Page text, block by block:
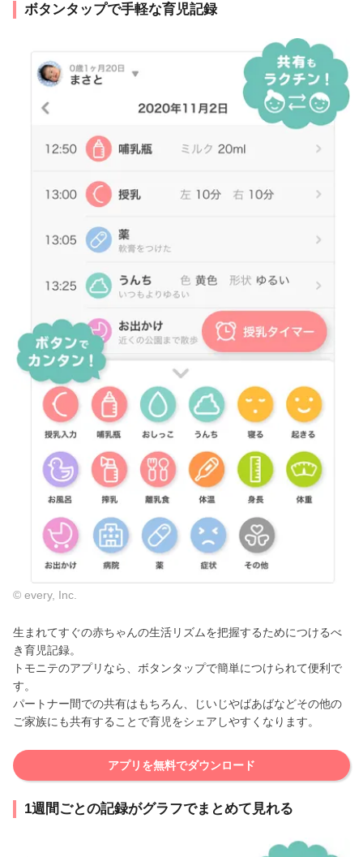
ボタンタップで手軽な育児記録
© every, Inc.
生まれてすぐの赤ちゃんの生活リズムを把握するためにつけるべ
き育児記録。
トモニテのアプリなら、ボタンタップで簡単につけられて便利で
す。
パートナー間での共有はもちろん、じいじやばあばなどその他の
ご家族にも共有することで育児をシェアしやすくなります。
アプリを無料でダウンロード
1週間ごとの記録がグラフでまとめて見れる